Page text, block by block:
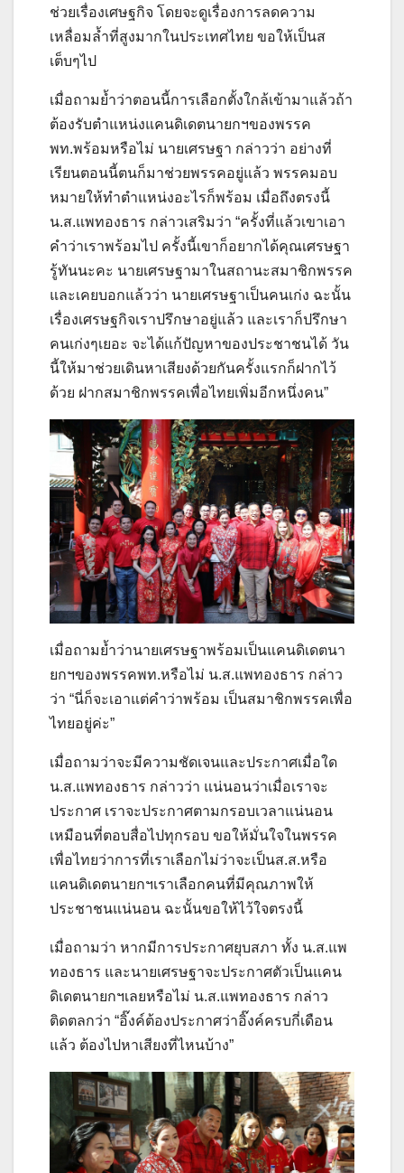
ช่วยเรื่องเศษฐกิจ โดยจะดูเรื่องการลดความ
เหลื่อมล้ำที่สูงมากในประเทศไทย ขอให้เป็นส
เต็บๆไป
เมื่อถามย้ำว่าตอนนี้การเลือกตั้งใกล้เข้ามาแล้วถ้า
ต้องรับตำแหน่งแคนดิเดตนายกฯของพรรค
พท.พร้อมหรือไม่ นายเศรษฐา กล่าวว่า อย่างที่
เรียนตอนนี้ตนก็มาช่วยพรรคอยู่แล้ว พรรคมอบ
หมายให้ทำตำแหน่งอะไรก็พร้อม เมื่อถึงตรงนี้
น.ส.แพทองธาร กล่าวเสริมว่า “ครั้งที่แล้วเขาเอา
คำว่าเราพร้อมไป ครั้งนี้เขาก็อยากได้คุณเศรษฐา
รู้ทันนะคะ นายเศรษฐามาในสถานะสมาชิกพรรค
และเคยบอกแล้วว่า นายเศรษฐาเป็นคนเก่ง ฉะนั้น
เรื่องเศรษฐกิจเราปรึกษาอยู่แล้ว และเราก็ปรึกษา
คนเก่งๆเยอะ จะได้แก้ปัญหาของประชาชนได้ วัน
นี้ให้มาช่วยเดินหาเสียงด้วยกันครั้งแรกก็ฝากไว้
ด้วย ฝากสมาชิกพรรคเพื่อไทยเพิ่มอีกหนึ่งคน”
เมื่อถามย้ำว่านายเศรษฐาพร้อมเป็นแคนดิเดตนา
ยกฯของพรรคพท.หรือไม่ น.ส.แพทองธาร กล่าว
ว่า “นี่ก็จะเอาแต่คำว่าพร้อม เป็นสมาชิกพรรคเพื่อ
ไทยอยู่ค่ะ”
เมื่อถามว่าจะมีความชัดเจนและประกาศเมื่อใด
น.ส.แพทองธาร กล่าวว่า แน่นอนว่าเมื่อเราจะ
ประกาศ เราจะประกาศตามกรอบเวลาแน่นอน
เหมือนที่ตอบสื่อไปทุกรอบ ขอให้มั่นใจในพรรค
เพื่อไทยว่าการที่เราเลือกไม่ว่าจะเป็นส.ส.หรือ
แคนดิเดตนายกฯเราเลือกคนที่มีคุณภาพให้
ประชาชนแน่นอน ฉะนั้นขอให้ไว้ใจตรงนี้
เมื่อถามว่า หากมีการประกาศยุบสภา ทั้ง น.ส.แพ
ทองธาร และนายเศรษฐาจะประกาศตัวเป็นแคน
ดิเดตนายกฯเลยหรือไม่ น.ส.แพทองธาร กล่าว
ติดตลกว่า “อิ๊งค์ต้องประกาศว่าอิ๊งค์ครบกี่เดือน
แล้ว ต้องไปหาเสียงที่ไหนบ้าง”